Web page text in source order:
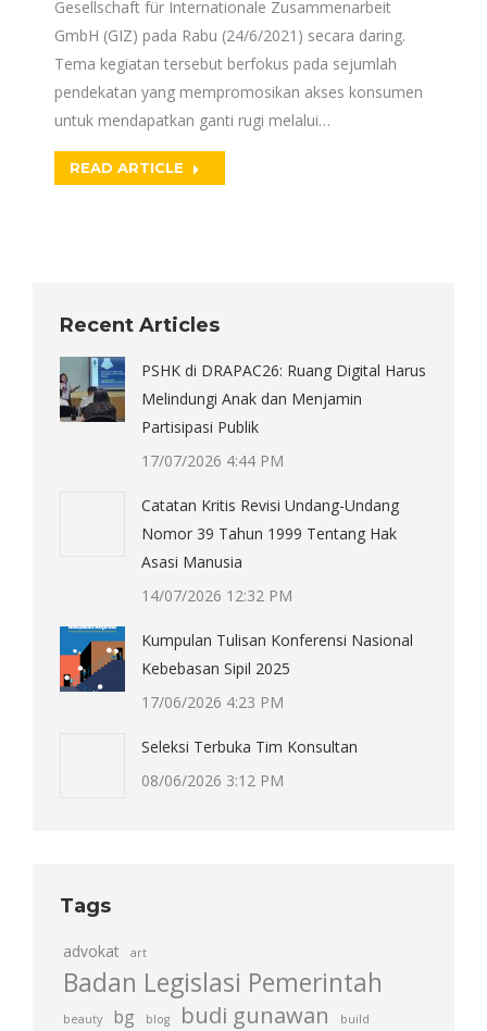
Gesellschaft für Internationale Zusammenarbeit
GmbH (GIZ) pada Rabu (24/6/2021) secara daring.
Tema kegiatan tersebut berfokus pada sejumlah
pendekatan yang mempromosikan akses konsumen
untuk mendapatkan ganti rugi melalui…
READ ARTICLE
Recent Articles
PSHK di DRAPAC26: Ruang Digital Harus
Melindungi Anak dan Menjamin
Partisipasi Publik
17/07/2026 4:44 PM
Catatan Kritis Revisi Undang-Undang
Nomor 39 Tahun 1999 Tentang Hak
Asasi Manusia
14/07/2026 12:32 PM
Kumpulan Tulisan Konferensi Nasional
Kebebasan Sipil 2025
17/06/2026 4:23 PM
Seleksi Terbuka Tim Konsultan
08/06/2026 3:12 PM
Tags
advokat art
Badan Legislasi Pemerintah
beauty bg blog budi gunawan build